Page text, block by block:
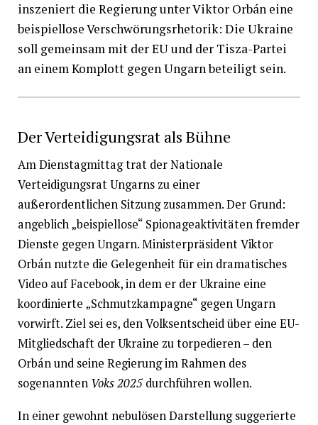
inszeniert die Regierung unter Viktor Orbán eine
beispiellose Verschwörungsrhetorik: Die Ukraine
soll gemeinsam mit der EU und der Tisza-Partei
an einem Komplott gegen Ungarn beteiligt sein.
Der Verteidigungsrat als Bühne
Am Dienstagmittag trat der Nationale
Verteidigungsrat Ungarns zu einer
außerordentlichen Sitzung zusammen. Der Grund:
angeblich „beispiellose“ Spionageaktivitäten fremder
Dienste gegen Ungarn. Ministerpräsident Viktor
Orbán nutzte die Gelegenheit für ein dramatisches
Video auf Facebook, in dem er der Ukraine eine
koordinierte „Schmutzkampagne“ gegen Ungarn
vorwirft. Ziel sei es, den Volksentscheid über eine EU-
Mitgliedschaft der Ukraine zu torpedieren – den
Orbán und seine Regierung im Rahmen des
sogenannten Voks 2025durchführen wollen.
In einer gewohnt nebulösen Darstellung suggerierte